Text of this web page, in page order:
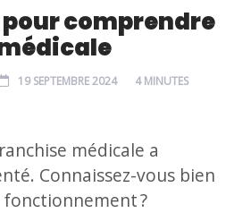
comprendre
19 SEPTEMBRE 2024 4 MINUTES
médicale a
Connaissez-vous bien
?